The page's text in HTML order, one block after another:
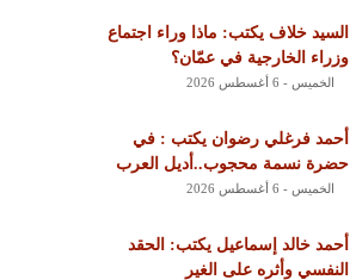
السيد خلاف يكتب: ماذا وراء اجتماع
وزراء الخارجية في عمّان؟
الخميس - 6 أغسطس 2026
أحمد فرغلي رضوان يكتب : في
حضرة نسمة محجوب..أديل العرب
الخميس - 6 أغسطس 2026
أحمد خالد إسماعيل يكتب: الحقد
النفسي وأثره على الغير